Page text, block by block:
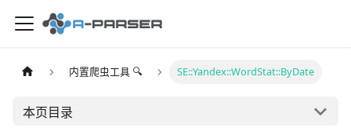
内置爬虫工具 🔍 SE::Yandex::WordStat::ByDate
本页目录